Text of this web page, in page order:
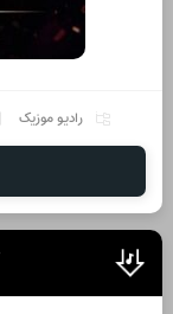
رادیو موزیک